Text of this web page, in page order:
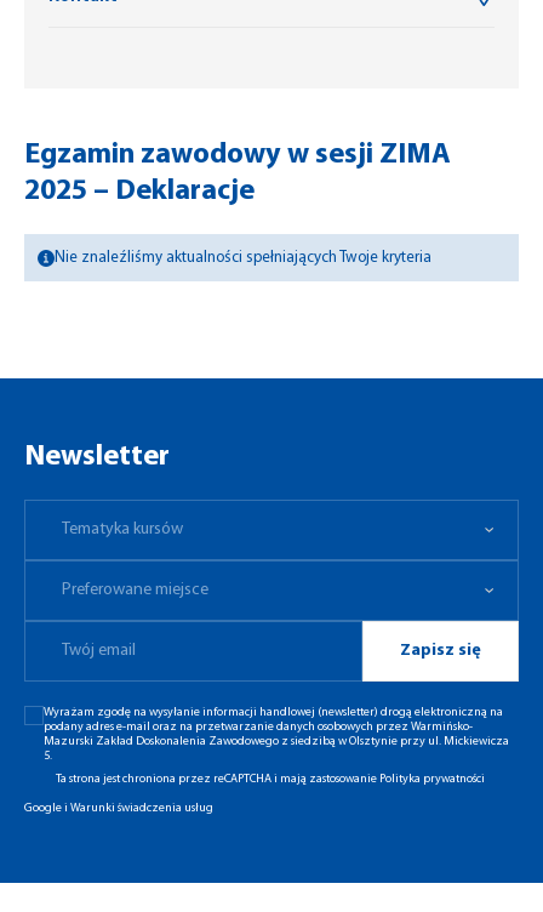
Egzamin zawodowy w sesji ZIMA
2025 – Deklaracje
Nie znaleźliśmy aktualności spełniających Twoje kryteria
Newsletter
Tematyka kursów
Preferowane miejsce
Zapisz się
Wyrażam zgodę na wysyłanie informacji handlowej (newsletter) drogą elektroniczną na
podany adres e-mail oraz na przetwarzanie danych osobowych przez Warmińsko-
Mazurski Zakład Doskonalenia Zawodowego z siedzibą w Olsztynie przy ul. Mickiewicza
5.
Ta strona jest chroniona przez reCAPTCHA i mają zastosowanie Polityka prywatności
Googlei Warunki świadczenia usług